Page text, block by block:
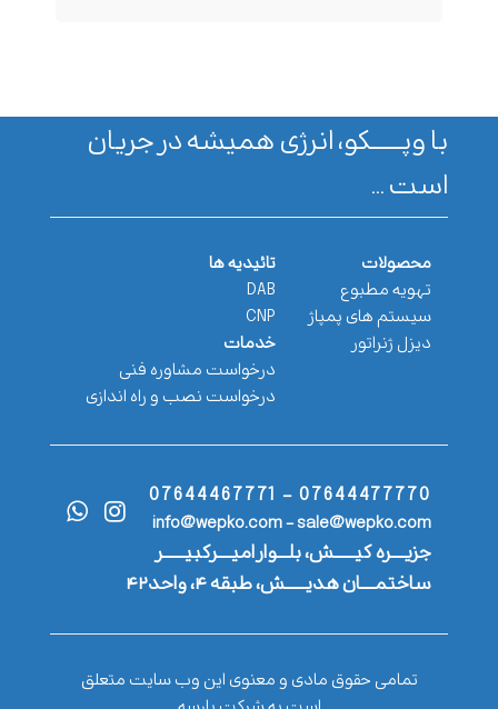
با وپـــــــکو، انرژی همیشه در جریان
است ...
محصولات
تهویه مطبوع
سیستم های پمپاژ
دیزل ژنراتور
تائیدیه ها
DAB
CNP
خدمات
درخواست مشاوره فنی
درخواست نصب و راه اندازی
07644477770 - 07644467771
info@wepko.com - sale@wepko.com
جزیــــره کیــــــش، بلـــوار امیــــرکبیــــــر
ساختمــــان هدیــــــش، طبقه ۴، واحد۴۲
تمامی حقوق مادی و معنوی این وب سایت متعلق